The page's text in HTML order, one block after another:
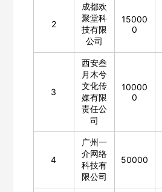
2
成都欢
聚堂科
技有限
公司
15000
0
3
西安叁
月木兮
文化传
媒有限
责任公
司
10000
0
4
广州一
介网络
科技有
限公司
50000